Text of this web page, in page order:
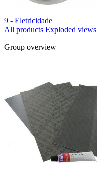
9 - Eletricidade
All products Exploded views
Group overview